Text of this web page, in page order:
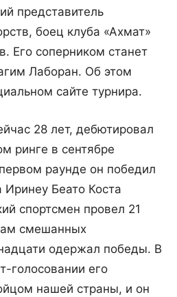
представитель
боец клуба «Ахмат»
Его соперником станет
Лаборан. Об этом
сайте турнира.
28 лет, дебютировал
ринге в сентябре
раунде он победил
Иринеу Беато Коста
спортсмен провел 21
смешанных
одержал победы. В
голосовании его
нашей страны, и он